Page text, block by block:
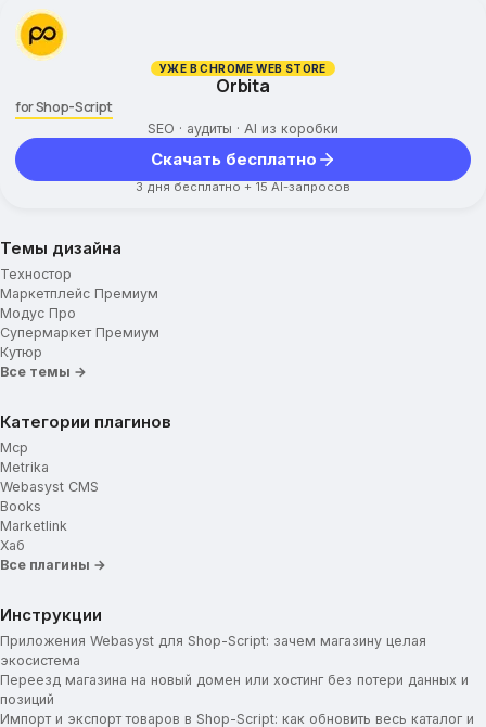
УЖЕ В CHROME WEB STORE
Orbita
for Shop-Script
SEO · аудиты · AI из коробки
Скачать бесплатно
3 дня бесплатно + 15 AI-запросов
Темы дизайна
Техностор
Маркетплейс Премиум
Модус Про
Супермаркет Премиум
Кутюр
Все темы →
Категории плагинов
Mcp
Metrika
Webasyst CMS
Books
Marketlink
Хаб
Все плагины →
Инструкции
Приложения Webasyst для Shop-Script: зачем магазину целая
экосистема
Переезд магазина на новый домен или хостинг без потери данных и
позиций
Импорт и экспорт товаров в Shop-Script: как обновить весь каталог и